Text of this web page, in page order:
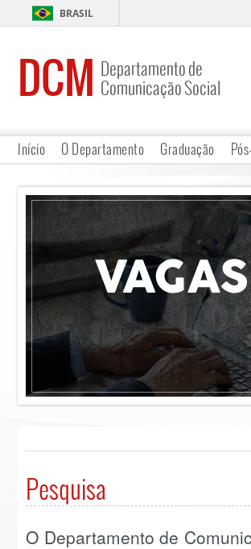
BRASIL
DCM Departamento de
Comunicação Social
Início O Departamento Graduação
Pesquisa
O Departamento de